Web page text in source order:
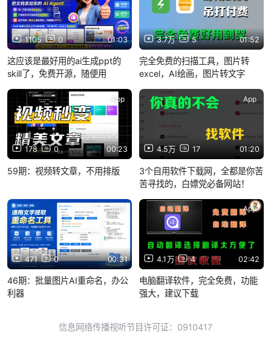
1105 0 01:03
这应该是最好用的ai生成ppt的
skill了，免费开源，随便用
3.7万 5 01:52
完全免费的扫描工具，图片转
excel，AI绘画，图片转文字
178 0 00:23
App
59期：视频转文章，不用排版
4.5万 17 01:20
App
3个自用软件下载网，全都是你苦
苦寻找的，白嫖党必备网站！
471 0 00:31
App
46期：批量图片AI重命名，办公
利器
4.1万 4 02:42
App
电脑翻译软件，完全免费，功能
强大，建议下载
信息网络传播视听节目许可证：0910417